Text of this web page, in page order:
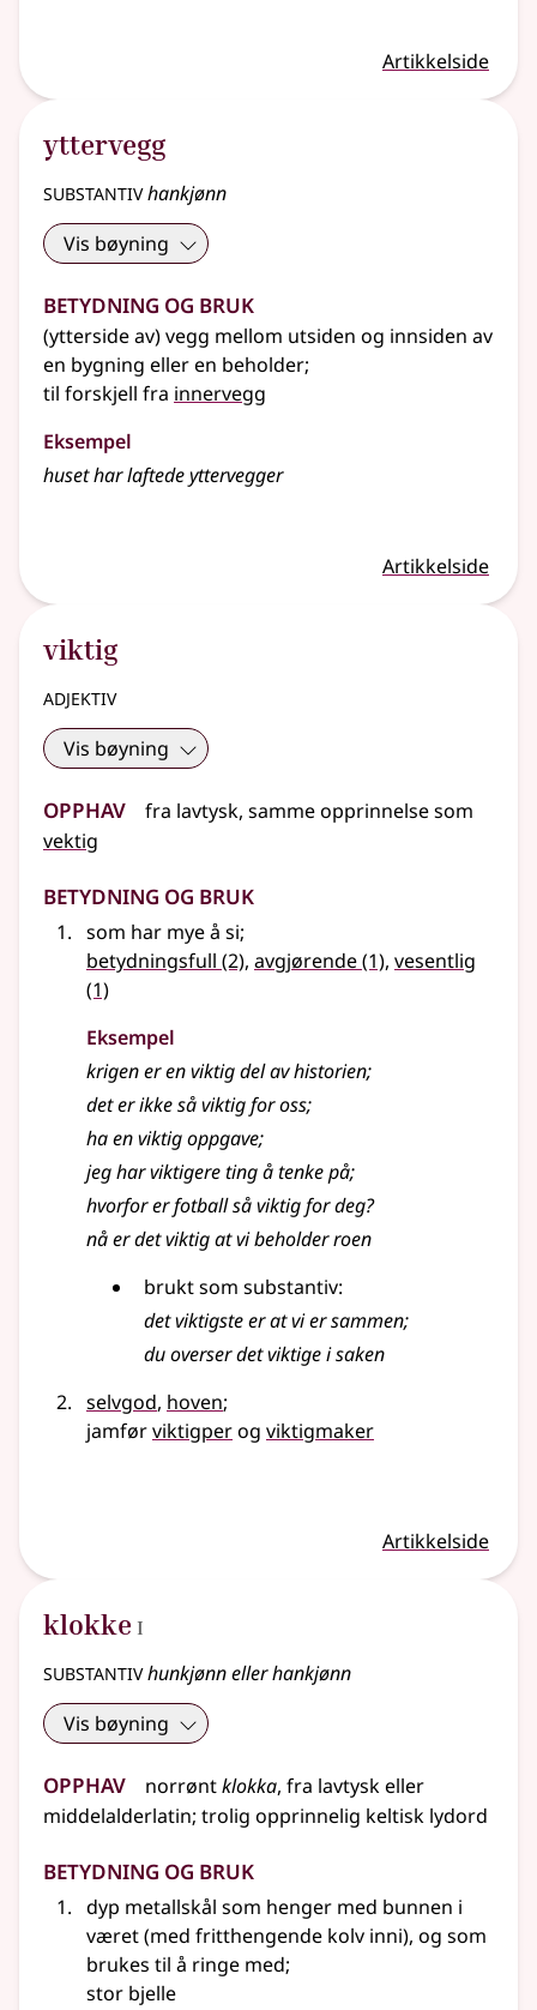
Artikkelside
yttervegg
substantivhankjønn
Vis bøyning
Betydning og bruk
(ytterside av) vegg mellom utsiden og innsiden av
en bygning eller en beholder;
til forskjell fra innervegg
Eksempel
huset har laftede yttervegger
Artikkelside
viktig
adjektiv
Vis bøyning
Opphav fra lavtysk, samme opprinnelse som
vektig
Betydning og bruk
som har mye å si;
betydningsfull (2), avgjørende(1), vesentlig
(1)
Eksempel
krigen er en viktig del av historien;
det er ikke såviktigfor oss;
ha en viktig oppgave;
jeg har viktigere ting å tenke på;
hvorfor er fotball så viktig for deg?
nå er det viktig at vi beholder roen
brukt som substantiv:
det viktigste er at vi er sammen;
du overser det viktige i saken
selvgod, hoven;
jamførviktigperog viktigmaker
Artikkelside
klokke 1
I
substantivhunkjønn eller hankjønn
Vis bøyning
Opphav norrøntklokka, fra lavtyskeller
middelalderlatin; trolig opprinnelig keltisk lydord
Betydning og bruk
dyp metallskål som henger med bunnen i
været (med fritthengende kolv inni), og som
brukes til å ringe med;
stor bjelle